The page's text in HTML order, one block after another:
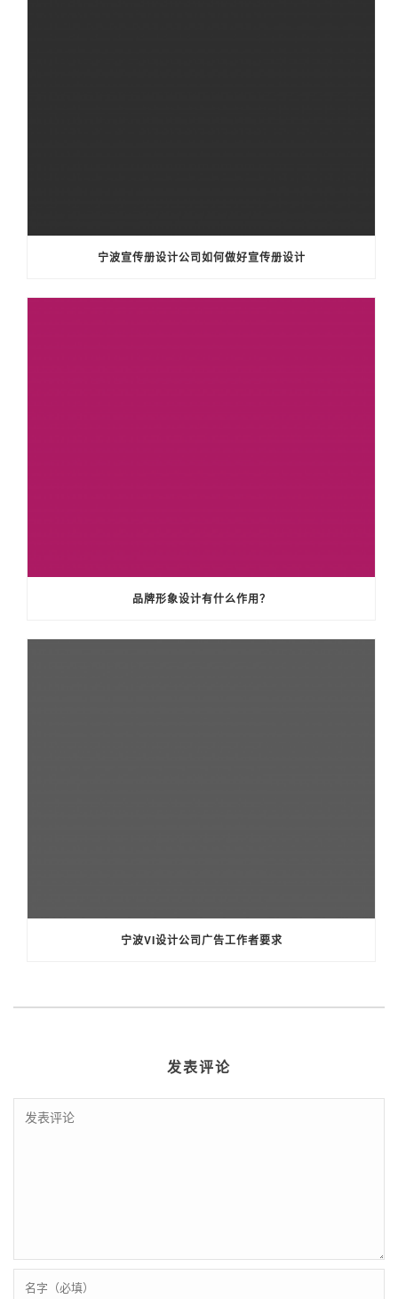
宁波宣传册设计公司如何做好宣传册设计
品牌形象设计有什么作用？
宁波VI设计公司广告工作者要求
发表评论